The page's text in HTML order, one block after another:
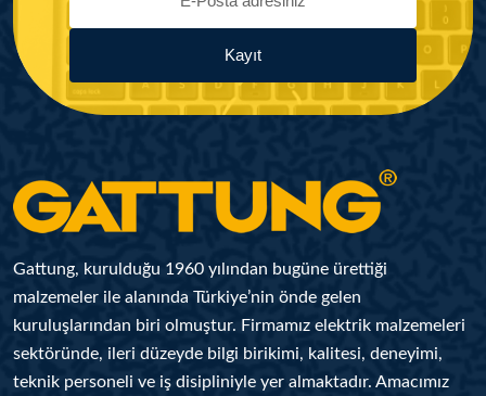
Kayıt
Gattung, kurulduğu 1960 yılından bugüne ürettiği
malzemeler ile alanında Türkiye’nin önde gelen
kuruluşlarından biri olmuştur. Firmamız elektrik malzemeleri
sektöründe, ileri düzeyde bilgi birikimi, kalitesi, deneyimi,
teknik personeli ve iş disipliniyle yer almaktadır. Amacımız